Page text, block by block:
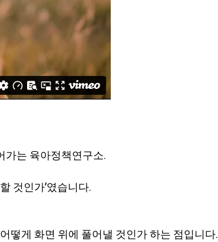
가는 육아정책연구소.
것인가’였습니다.
떻게 화면 위에 풀어낼 것인가 하는 점입니다.